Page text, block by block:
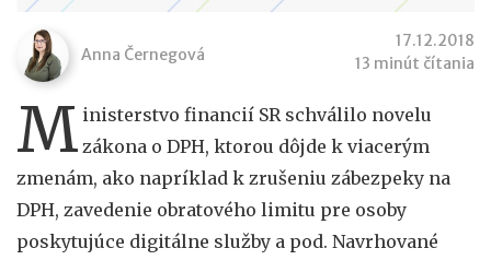
Anna Černegová
17.12.2018
13 minút čítania
M inisterstvo financií SR schválilo novelu
zákona o DPH, ktorou dôjde k viacerým
zmenám, ako napríklad k zrušeniu zábezpeky na
DPH, zavedenie obratového limitu pre osoby
poskytujúce digitálne služby a pod. Navrhované